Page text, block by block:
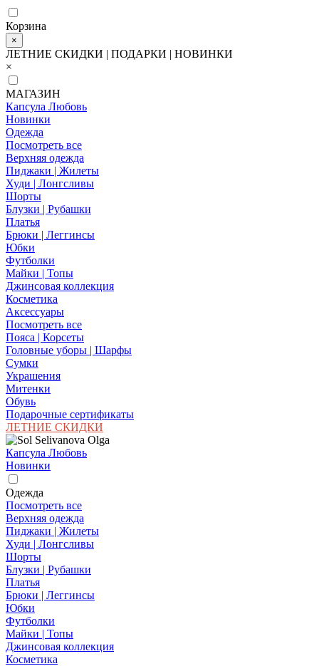
Корзина
×
ЛЕТНИЕ СКИДКИ | ПОДАРКИ | НОВИНКИ
×
МАГАЗИН
Капсула Любовь
Новинки
Одежда
Посмотреть все
Верхняя одежда
Пиджаки | Жилеты
Худи | Лонгсливы
Шорты
Блузки | Рубашки
Платья
Брюки | Леггинсы
Юбки
Футболки
Майки | Топы
Джинсовая коллекция
Косметика
Аксессуары
Посмотреть все
Пояса | Корсеты
Головные уборы | Шарфы
Сумки
Украшения
Митенки
Обувь
Подарочные сертификаты
ЛЕТНИЕ СКИДКИ
Капсула Любовь
Новинки
Одежда
Посмотреть все
Верхняя одежда
Пиджаки | Жилеты
Худи | Лонгсливы
Шорты
Блузки | Рубашки
Платья
Брюки | Леггинсы
Юбки
Футболки
Майки | Топы
Джинсовая коллекция
Косметика